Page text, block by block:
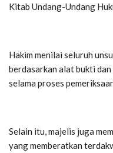
Kitab Undang-Undang
Hakim menilai seluruh
berdasarkan alat bukti
selama proses
Selain itu, majelis juga
yang memberatkan